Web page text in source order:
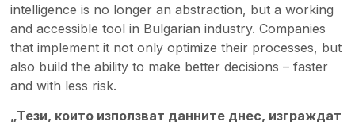
intelligence is no longer an abstraction, but a working
and accessible tool in Bulgarian industry. Companies
that implement it not only optimize their processes, but
also build the ability to make better decisions – faster
and with less risk.
„Тези, които използват данните днес, изграждат